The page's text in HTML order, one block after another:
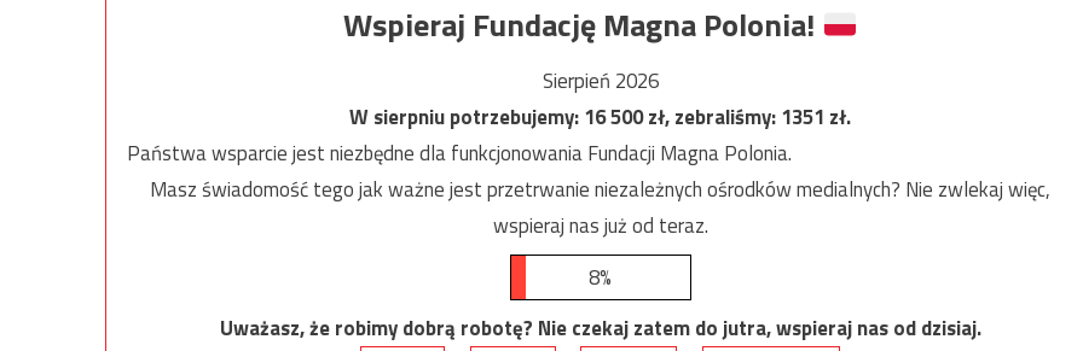
Wspieraj Fundację Magna Polonia!
Sierpień 2026
W sierpniu potrzebujemy:16 500zł, zebraliśmy:1351 zł.
Państwa wsparcie jest niezbędne dla funkcjonowania Fundacji Magna Polonia.
Masz świadomość tego jak ważne jest przetrwanie niezależnych ośrodków medialnych? Nie zwlekaj więc,
wspieraj nas już od teraz.
8%
Uważasz, że robimy dobrą robotę? Nie czekaj zatem do jutra, wspieraj nas od dzisiaj.